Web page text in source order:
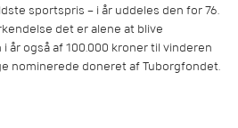
sportspris – i år uddeles den for 76.
det er alene at blive
år også af 100.000 kroner til vinderen
nominerede doneret af Tuborgfondet.